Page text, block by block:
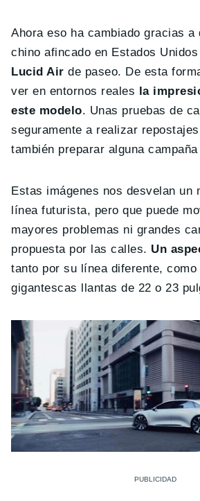
Ahora eso ha cambiado gracias a
chino afincado en Estados
Lucid Air de paseo. De esta
ver en entornos reales la
este modelo. Unas pruebas de
seguramente a realizar
también preparar alguna
Estas imágenes nos desvelan un
línea futurista, pero que puede
mayores problemas ni grandes
propuesta por las calles. Un
tanto por su línea diferente, como
gigantescas llantas de 22 o 23